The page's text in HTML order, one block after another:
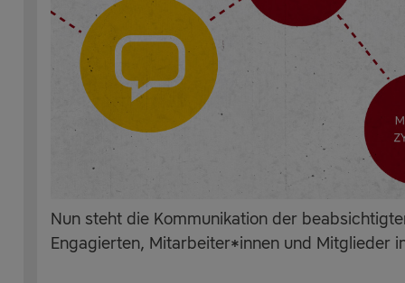
Nun steht die Kommunikation der
Engagierten, Mitarbeiter*innen und Mitglieder